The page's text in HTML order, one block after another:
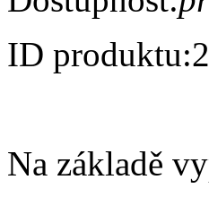
ID produktu:
Na základě